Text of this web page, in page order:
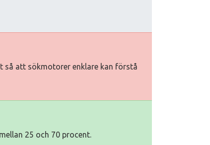
så att sökmotorer enklare kan förstå
25 och 70 procent.